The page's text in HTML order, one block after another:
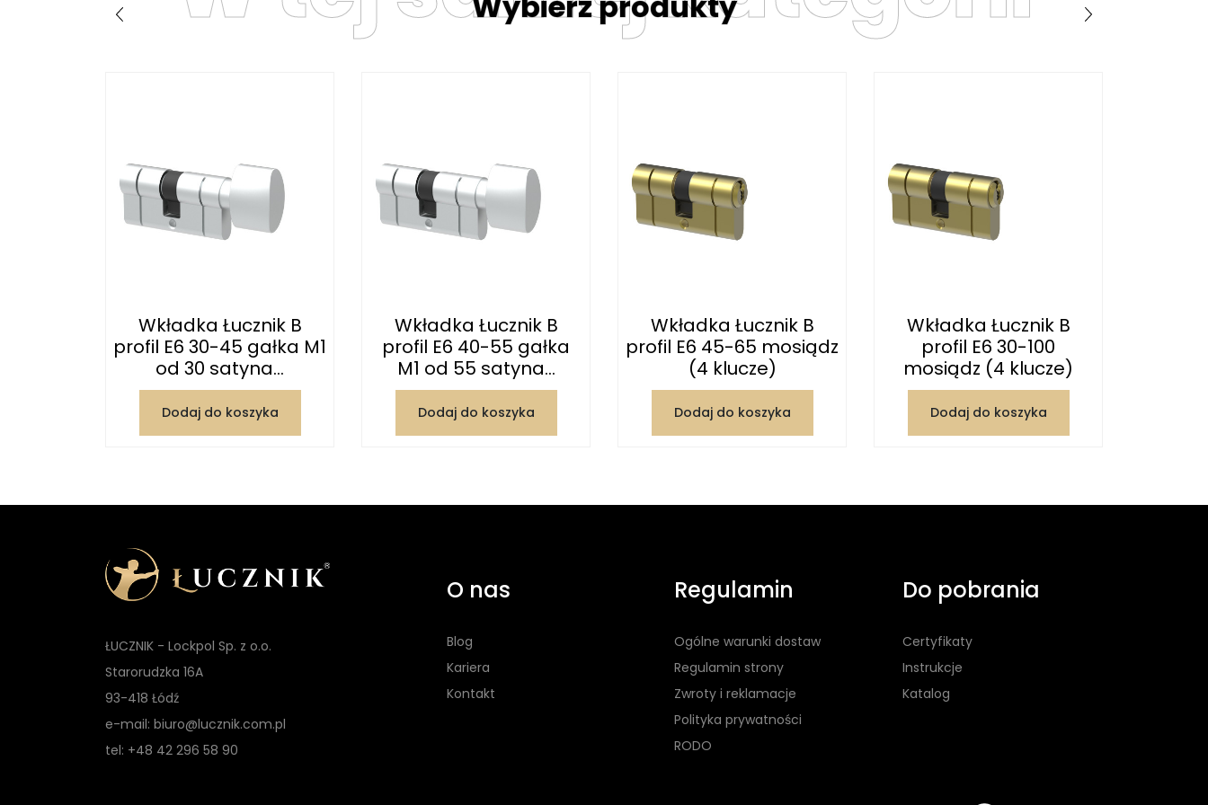
Wkładka Łucznik B
profil E6 30-45 gałka M1
od 30 satyna...
Dodaj do koszyka
Wkładka Łucznik B
profil E6 40-55 gałka
M1 od 55 satyna...
Dodaj do koszyka
Wkładka Łucznik B
profil E6 45-65 mosiądz
(4 klucze)
Dodaj do koszyka
Wkładka Łucznik B
profil E6 30-100
mosiądz (4 klucze)
Dodaj do koszyka
ŁUCZNIK - Lockpol Sp. z o.o.
Starorudzka 16A
93-418 Łódź
e-mail: biuro@lucznik.com.pl
tel: +48 42 296 58 90
O nas
Blog
Kariera
Kontakt
Regulamin
Ogólne warunki dostaw
Regulamin strony
Zwroty i reklamacje
Polityka prywatności
RODO
Do pobrania
Certyfikaty
Instrukcje
Katalog